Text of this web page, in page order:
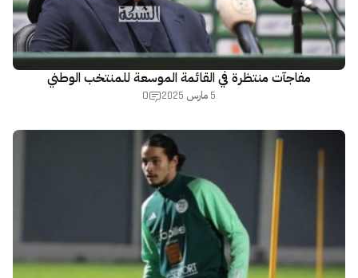
مفاجآت منتظرة في القائمة الموسعة للمنتخب الوطني
5 مارس 2025 0